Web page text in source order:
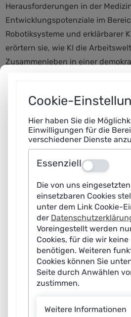
Herausforderungen in der
Entwicklungspotenziale im
Robotiksysteme und erklärbarer
erörtern sie, wie KI die
Zusammenleben in einer
technologische Souveränität zum
Gesellschaft sicherzustellen.
„Als Schlüsseltechnologie ist KI
Wettbewerbsfähigkeit – sowohl
auch Standorten. Deutschland
Stärken nutzen und vor allem in
investieren, um so seine
auszubauen“, schreibt Claudia
der Plattform Lernende Systeme.
Bundesministerin für Forschung,
Raumfahrt und ebenfalls Co-
formuliert es im
mitspielen bei der nächsten KI-
Schulterschluss von Bund und
Cookie-
Hier haben Sie die
Einwilligungen für die
verschiedener Dienste
Essenziell Aus
Die von uns
einsetzbaren Cookies
unter dem Link Cookie-
der
Voreingestellt werden
Cookies, für die wir
benötigen. Weiteren
Cookies können Sie
Seite durch Anwählen
zustimmen.
Weitere Informationen